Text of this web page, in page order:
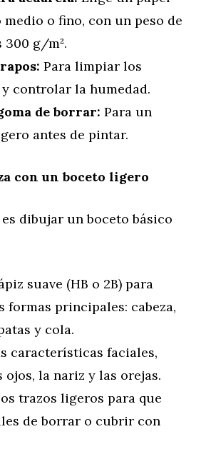
medio o fino, con un peso de
300 g/m².
Para limpiar los
controlar la humedad.
de borrar: Para un
antes de pintar.
con un boceto ligero
dibujar un boceto básico
suave (HB o 2B) para
formas principales: cabeza,
y cola.
características faciales,
ojos, la nariz y las orejas.
trazos ligeros para que
de borrar o cubrir con